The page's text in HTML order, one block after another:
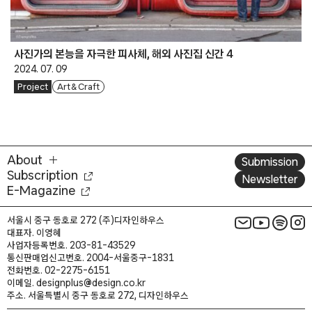
사진가의 본능을 자극한 피사체, 해외 사진집 신간 4
2024. 07. 09
Project Art & Craft
About
Subscription
E-Magazine
Submission
Newsletter
서울시 중구 동호로 272 (주)디자인하우스
대표자. 이영혜
사업자등록번호. 203-81-43529
통신판매업신고번호. 2004-서울중구-1831
전화번호. 02-2275-6151
이메일. designplus@design.co.kr
주소. 서울특별시 중구 동호로 272, 디자인하우스